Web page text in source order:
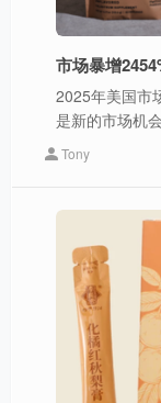
2025年美国市
是新的市场机
Tony